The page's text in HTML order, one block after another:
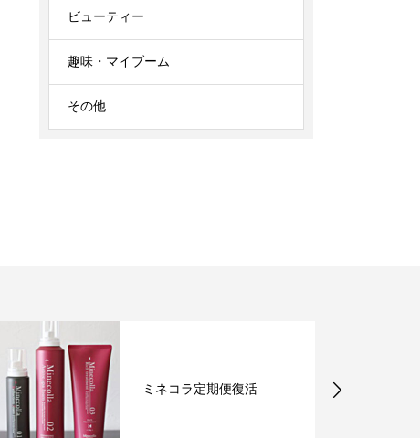
ビューティー
趣味・マイブーム
その他
ミネコラ